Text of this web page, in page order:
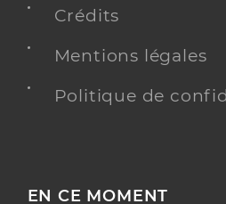
Oto-Rhino-Laryngologue
Téléphone
0321232909
Crédits
Mentions légales
Politique de
EN CE MOMENT